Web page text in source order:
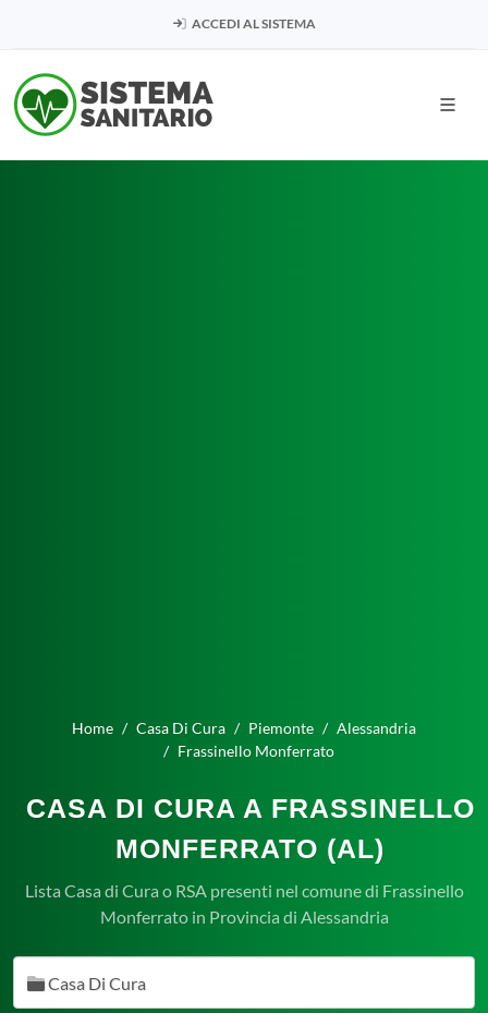
ACCEDI AL SISTEMA
Home Casa Di Cura Piemonte
Alessandria
Frassinello Monferrato
CASA DI CURA A FRASSINELLO
MONFERRATO (AL)
Lista Casa di Cura o RSA presenti nel comune di Frassinello
Monferrato in Provincia di Alessandria
Casa Di Cura